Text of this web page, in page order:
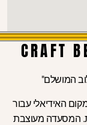
CRAFT
המושלם"
האידיאלי עבור
המסעדה מעוצבת